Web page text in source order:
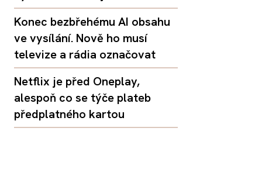
Konec bezbřehému AI obsahu
ve vysílání. Nově ho musí
televize a rádia označovat
Netflix je před Oneplay,
alespoň co se týče plateb
předplatného kartou